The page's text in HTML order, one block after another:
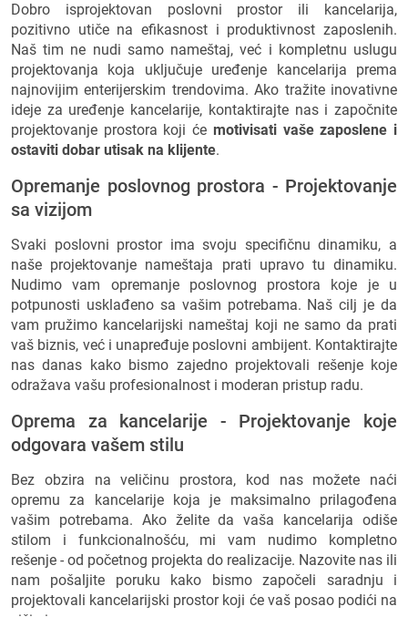
Dobro isprojektovan poslovni prostor ili kancelarija,
pozitivno utiče na efikasnost i produktivnost zaposlenih.
Naš tim ne nudi samo nameštaj, već i kompletnu uslugu
projektovanja koja uključuje uređenje kancelarija prema
najnovijim enterijerskim trendovima. Ako tražite inovativne
ideje za uređenje kancelarije, kontaktirajte nas i započnite
projektovanje prostora koji će motivisati vaše zaposlene i
ostaviti dobar utisak na klijente.
Opremanje poslovnog prostora - Projektovanje
sa vizijom
Svaki poslovni prostor ima svoju specifičnu dinamiku, a
naše projektovanje nameštaja prati upravo tu dinamiku.
Nudimo vam opremanje poslovnog prostora koje je u
potpunosti usklađeno sa vašim potrebama. Naš cilj je da
vam pružimo kancelarijski nameštaj koji ne samo da prati
vaš biznis, već i unapređuje poslovni ambijent. Kontaktirajte
nas danas kako bismo zajedno projektovali rešenje koje
odražava vašu profesionalnost i moderan pristup radu.
Oprema za kancelarije - Projektovanje koje
odgovara vašem stilu
Bez obzira na veličinu prostora, kod nas možete naći
opremu za kancelarije koja je maksimalno prilagođena
vašim potrebama. Ako želite da vaša kancelarija odiše
stilom i funkcionalnošću, mi vam nudimo kompletno
rešenje - od početnog projekta do realizacije. Nazovite nas ili
nam pošaljite poruku kako bismo započeli saradnju i
projektovali kancelarijski prostor koji će vaš posao podići na